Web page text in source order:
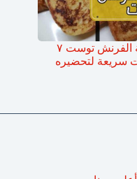
طريقة الفرنش توست ٧
سريعة لتحضيره